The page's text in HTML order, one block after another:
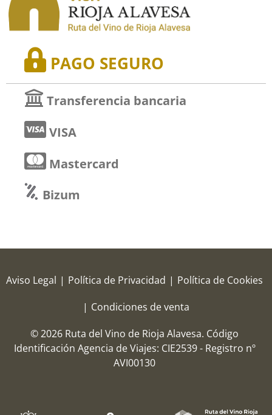
PAGO SEGURO
Transferencia bancaria
VISA
Mastercard
Bizum
Aviso Legal | Política de Privacidad | Política de Cookies
| Condiciones de venta
© 2026 Ruta del Vino de Rioja Alavesa. Código
Identificación Agencia de Viajes: CIE2539 - Registro nº
AVI00130